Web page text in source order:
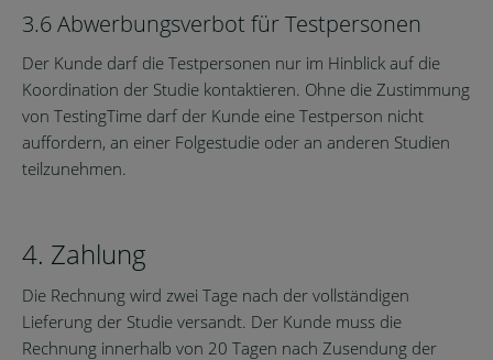
3.6 Abwerbungsverbot für Testpersonen
Der Kunde darf die Testpersonen nur im Hinblick auf die
Koordination der Studie kontaktieren. Ohne die Zustimmung
von TestingTime darf der Kunde eine Testperson nicht
auffordern, an einer Folgestudie oder an anderen Studien
teilzunehmen.
4. Zahlung
Die Rechnung wird zwei Tage nach der vollständigen
Lieferung der Studie versandt. Der Kunde muss die
Rechnung innerhalb von 20 Tagen nach Zusendung der